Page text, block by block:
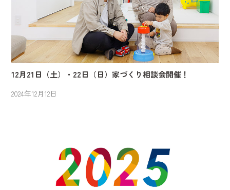
12月21日（土）・22日（日）家づくり相談会開催！
2024年12月12日